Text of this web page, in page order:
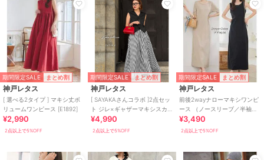
期間限定SALE まとめ割
神戸レタス
[ 選べる2タイプ ] マキシ丈ボ
リュームワンピース [E1892]
¥2,990
2点以上で5%OFF
期間限定SALE まとめ割
神戸レタス
[ SAYAKAさんコラボ ]2点セッ
ト ジレ×ギャザーマキシスカ
ート [E3542]
¥4,990
2点以上で5%OFF
期間限定SALE まとめ割
神戸レタス
前後2wayナローマキシワンピ
ース （ノースリーブ／半袖）
[E3512]
¥3,490
2点以上で5%OFF